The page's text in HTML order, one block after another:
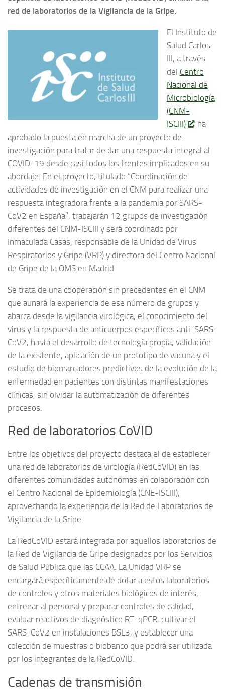
red de laboratorios de la Vigilancia de la Gripe.
El Instituto de
Salud Carlos
III, a través
del Centro
Nacional de
Microbiología
(CNM-
ISCIII)
, ha
aprobado la puesta en marcha de un proyecto de
investigación para tratar de dar una respuesta integral al
COVID-19 desde casi todos los frentes implicados en su
abordaje. En el proyecto, titulado “Coordinación de
actividades de investigación en el CNM para realizar una
respuesta integradora frente a la pandemia por SARS-
CoV2 en España”, trabajarán 12 grupos de investigación
diferentes del CNM-ISCIII y será coordinado por
Inmaculada Casas, responsable de la Unidad de Virus
Respiratorios y Gripe (VRP) y directora del Centro Nacional
de Gripe de la OMS en Madrid.
Se trata de una cooperación sin precedentes en el CNM
que aunará la experiencia de ese número de grupos y
abarca desde la vigilancia virológica, el conocimiento del
virus y la respuesta de anticuerpos específicos anti-SARS-
CoV2, hasta el desarrollo de tecnología propia, validación
de la existente, aplicación de un prototipo de vacuna y el
estudio de biomarcadores predictivos de la evolución de la
enfermedad en pacientes con distintas manifestaciones
clínicas, sin olvidar la automatización de diferentes
procesos.
Red de laboratorios CoVID
Entre los objetivos del proyecto destaca el de establecer
una red de laboratorios de virología (RedCoVID) en las
diferentes comunidades autónomas en colaboración con
el Centro Nacional de Epidemiología (CNE-ISCIII),
aprovechando la experiencia de la Red de Laboratorios de
Vigilancia de la Gripe.
La RedCoVID estará integrada por aquellos laboratorios de
la Red de Vigilancia de Gripe designados por los Servicios
de Salud Pública que las CCAA. La Unidad VRP se
encargará específicamente de dotar a estos laboratorios
de controles y otros materiales biológicos de interés,
entrenar al personal y preparar controles de calidad,
evaluar reactivos de diagnóstico RT-qPCR, cultivar el
SARS-CoV2 en instalaciones BSL3, y establecer una
colección de muestras o biobanco que podrá ser utilizada
por los integrantes de la RedCoVID.
Cadenas de transmisión